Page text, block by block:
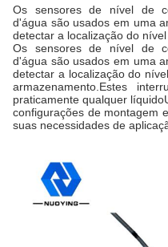
Os sensores de nível de
d'água são usados em uma
detectar a localização do
Os sensores de nível de
d'água são usados em uma
detectar a localização do
armazenamento.Estes
praticamente qualquer
configurações de montagem
suas necessidades de